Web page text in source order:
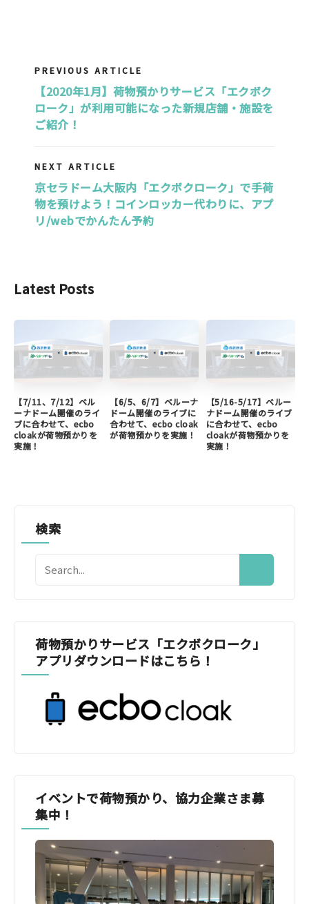
PREVIOUS ARTICLE
【2020年1月】荷物預かりサービス「エクボク
ローク」が利用可能になった新規店舗・施設を
ご紹介！
NEXT ARTICLE
京セラドーム大阪内「エクボクローク」で手荷
物を預けよう！コインロッカー代わりに、アプ
リ/webでかんたん予約
Latest Posts
【7/11、7/12】ベル
ーナドーム開催のライ
ブに合わせて、ecbo
cloakが荷物預かりを
実施！
【6/5、6/7】ベルーナ
ドーム開催のライブに
合わせて、ecbo cloak
が荷物預かりを実施！
【5/16-5/17】ベルー
ナドーム開催のライブ
に合わせて、ecbo
cloakが荷物預かりを
実施！
検索
荷物預かりサービス「エクボクローク」
アプリダウンロードはこちら！
イベントで荷物預かり、協力企業さま募
集中！